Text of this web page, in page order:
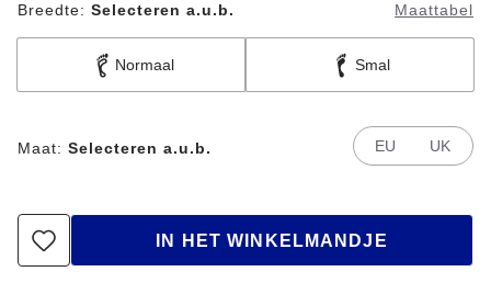
Breedte: Selecteren a.u.b. Maattabel
Normaal Smal
Maat: Selecteren a.u.b. EU UK
IN HET WINKELMANDJE